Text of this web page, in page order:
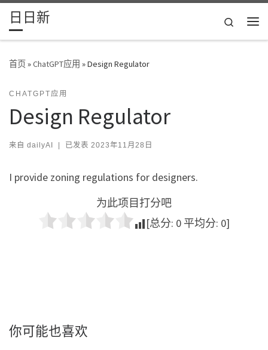
Skip to content
日日新
Search
首页»ChatGPT应用 »Design Regulator
CHATGPT应用
Design Regulator
来自 dailyAI | 已发表 2023年11月28日
I provide zoning regulations for designers.
为此项目打分吧
[总分: 0 平均分: 0]
你可能也喜欢